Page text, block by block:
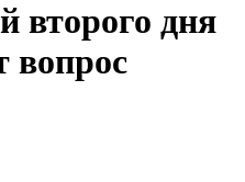
второго дня
вопрос